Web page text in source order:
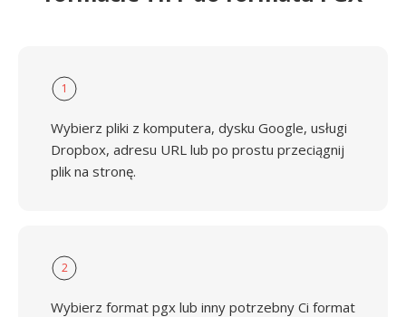
1
Wybierz pliki z komputera, dysku Google, usługi
Dropbox, adresu URL lub po prostu przeciągnij
plik na stronę.
2
Wybierz format pgx lub inny potrzebny Ci format